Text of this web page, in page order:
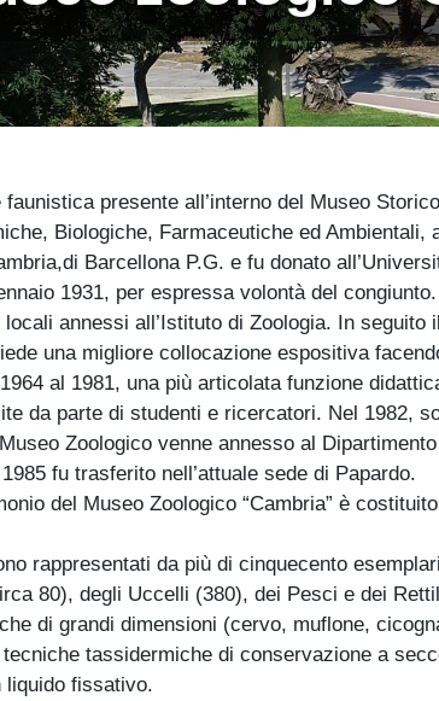
faunistica presente all’interno del Museo
Biologiche, Farmaceutiche ed Ambientali,
Barcellona P.G. e fu donato
1931, per espressa volontà del
annessi all’Istituto di Zoologia. In seguito
una migliore collocazione espositiva
al 1981, una più articolata funzione
da parte di studenti e ricercatori. Nel 1982,
Zoologico venne annesso al
fu trasferito nell’attuale sede di Papardo.
del Museo Zoologico “Cambria” è
rappresentati da più di cinquecento
80), degli Uccelli (380), dei Pesci e dei
di grandi dimensioni (cervo, muflone,
tassidermiche di conservazione a
liquido fissativo.